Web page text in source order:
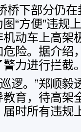
桥下部分仍
“方便”违规
动车上高架
险。据介绍
力进行拦截
逻。”郑顺毅
教育，待高架
时所有违规